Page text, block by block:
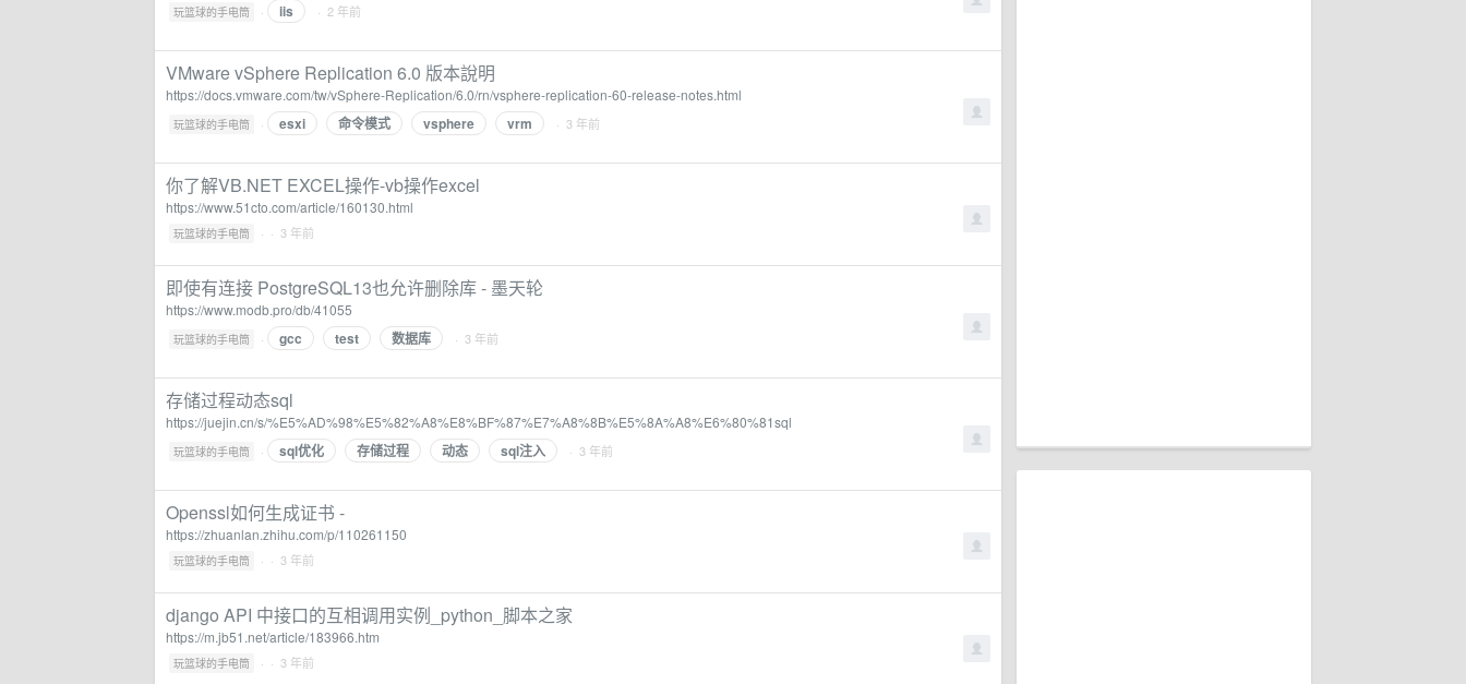
玩篮球的手电筒 · iis · 2 年前
VMware vSphere Replication 6.0 版本說明
https://docs.vmware.com/tw/vSphere-Replication/6.0/rn/vsphere-replication-60-release-notes.html
玩篮球的手电筒 · esxi 命令模式 vsphere vrm · 3 年前
你了解VB.NET EXCEL操作-vb操作excel
https://www.51cto.com/article/160130.html
玩篮球的手电筒 · · 3 年前
即使有连接 PostgreSQL13也允许删除库 - 墨天轮
https://www.modb.pro/db/41055
玩篮球的手电筒 · gcc test 数据库 · 3 年前
存储过程动态sql
https://juejin.cn/s/%E5%AD%98%E5%82%A8%E8%BF%87%E7%A8%8B%E5%8A%A8%E6%80%81sql
玩篮球的手电筒 · sql优化 存储过程 动态 sql注入 · 3 年前
Openssl如何生成证书 -
https://zhuanlan.zhihu.com/p/110261150
玩篮球的手电筒 · · 3 年前
django API 中接口的互相调用实例_python_脚本之家
https://m.jb51.net/article/183966.htm
玩篮球的手电筒 · · 3 年前